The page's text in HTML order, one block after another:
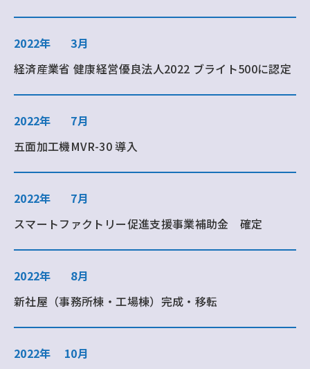
2022年
3月
経済産業省 健康経営優良法人2022 ブライト500に認定
2022年
7月
五面加工機MVR-30 導入
2022年
7月
スマートファクトリー促進支援事業補助金 確定
2022年
8月
新社屋（事務所棟・工場棟）完成・移転
2022年
10月